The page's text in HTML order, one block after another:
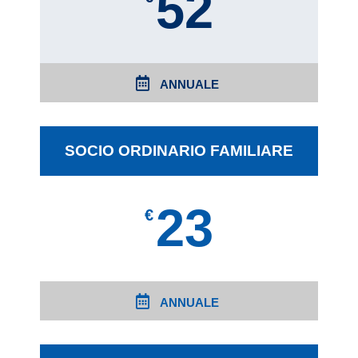
ANNUALE
SOCIO ORDINARIO FAMILIARE
€ 23
ANNUALE